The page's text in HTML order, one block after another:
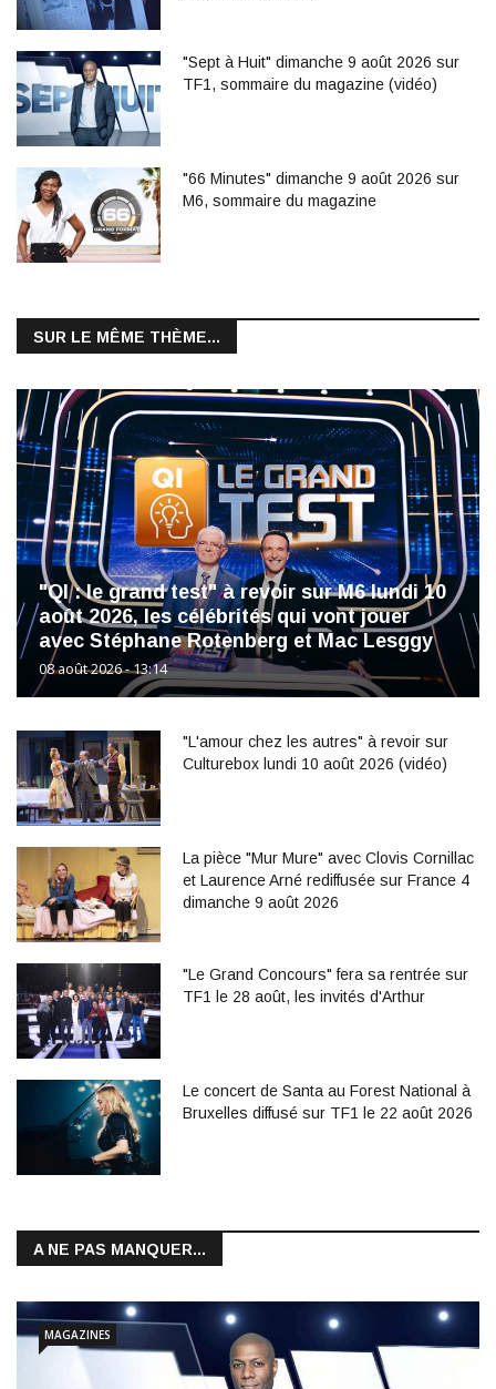
"Sept à Huit" dimanche 9 août 2026 sur
TF1, sommaire du magazine (vidéo)
"66 Minutes" dimanche 9 août 2026 sur
M6, sommaire du magazine
SUR LE MÊME THÈME...
"QI : le grand test" à revoir sur M6 lundi 10
août 2026, les célébrités qui vont jouer
avec Stéphane Rotenberg et Mac Lesggy
08 août 2026 - 13:14
"L'amour chez les autres" à revoir sur
Culturebox lundi 10 août 2026 (vidéo)
La pièce "Mur Mure" avec Clovis Cornillac
et Laurence Arné rediffusée sur France 4
dimanche 9 août 2026
"Le Grand Concours" fera sa rentrée sur
TF1 le 28 août, les invités d'Arthur
Le concert de Santa au Forest National à
Bruxelles diffusé sur TF1 le 22 août 2026
A NE PAS MANQUER...
MAGAZINES